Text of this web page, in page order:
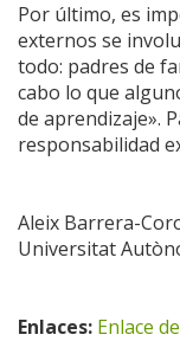
Por último, es
externos se
todo: padres de
cabo lo que
de aprendizaje».
responsabilidad
Aleix Barrera-
Universitat
Enlaces: Enlace